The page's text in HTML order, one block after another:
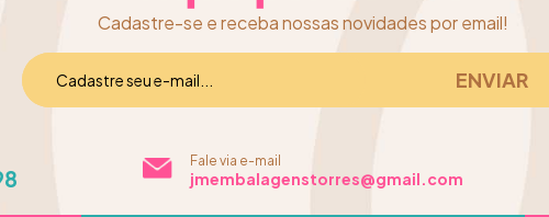
Cadastre-se e receba nossas novidades por email!
Fale via e-mail
jmembalagenstorres@gmail.com